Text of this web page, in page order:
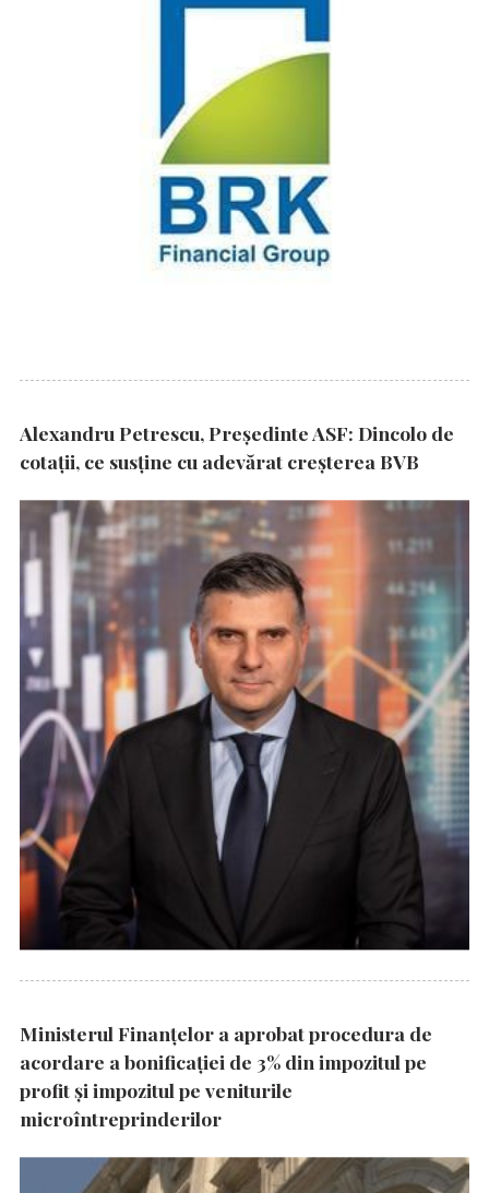
Alexandru Petrescu, Președinte ASF: Dincolo de
cotații, ce susține cu adevărat creșterea BVB
Ministerul Finanțelor a aprobat procedura de
acordare a bonificației de 3% din impozitul pe
profit și impozitul pe veniturile
microîntreprinderilor